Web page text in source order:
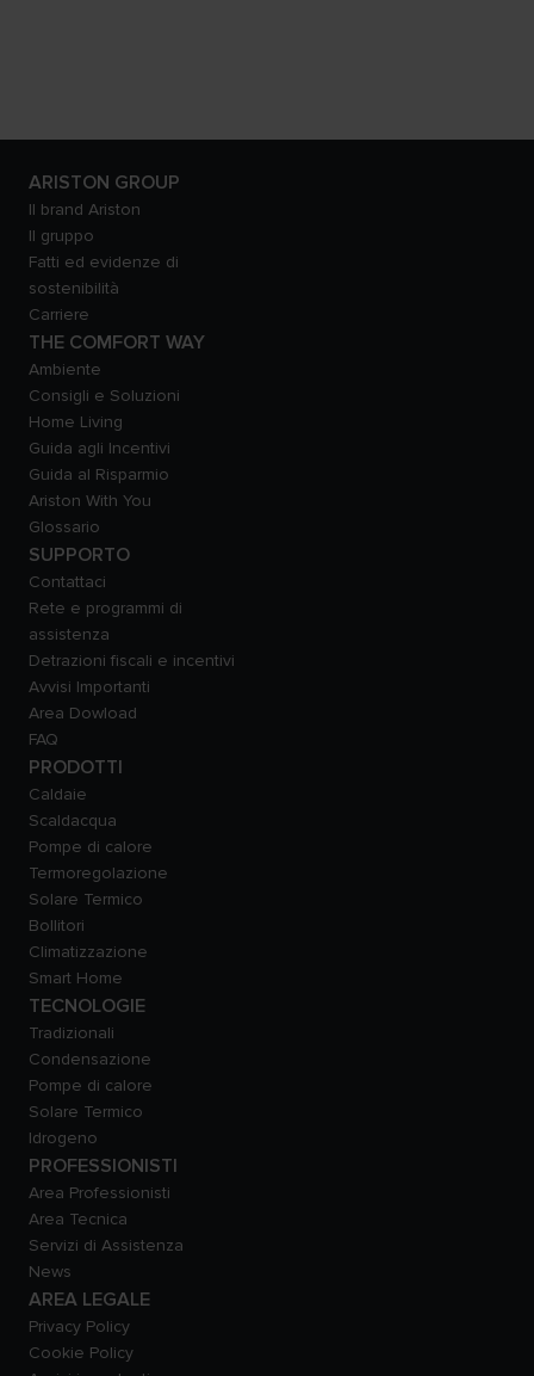
ARISTON GROUP
Il brand Ariston
Il gruppo
Fatti ed evidenze di
sostenibilità
Carriere
THE COMFORT WAY
Ambiente
Consigli e Soluzioni
Home Living
Guida agli Incentivi
Guida al Risparmio
Ariston With You
Glossario
SUPPORTO
Contattaci
Rete e programmi di
assistenza
Detrazioni fiscali e incentivi
Avvisi Importanti
Area Dowload
FAQ
PRODOTTI
Caldaie
Scaldacqua
Pompe di calore
Termoregolazione
Solare Termico
Bollitori
Climatizzazione
Smart Home
TECNOLOGIE
Tradizionali
Condensazione
Pompe di calore
Solare Termico
Idrogeno
PROFESSIONISTI
Area Professionisti
Area Tecnica
Servizi di Assistenza
News
AREA LEGALE
Privacy Policy
Cookie Policy